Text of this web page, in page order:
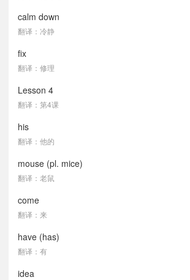
calm down
翻译：冷静
fix
翻译：修理
Lesson 4
翻译：第4课
his
翻译：他的
mouse (pl. mice)
翻译：老鼠
come
翻译：来
have (has)
翻译：有
idea